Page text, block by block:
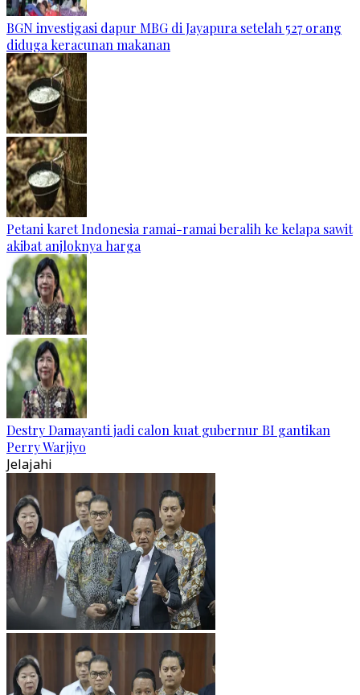
BGN investigasi dapur MBG di Jayapura setelah 527 orang
diduga keracunan makanan
Petani karet Indonesia ramai-ramai beralih ke kelapa sawit
akibat anjloknya harga
Destry Damayanti jadi calon kuat gubernur BI gantikan
Perry Warjiyo
Jelajahi